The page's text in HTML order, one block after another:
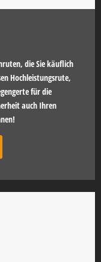
die Sie käuflich
Hochleistungsrute,
für die
auch Ihren